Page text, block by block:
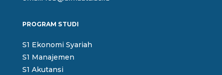
PROGRAM STUDI
S1 Ekonomi Syariah
S1 Manajemen
S1 Akutansi